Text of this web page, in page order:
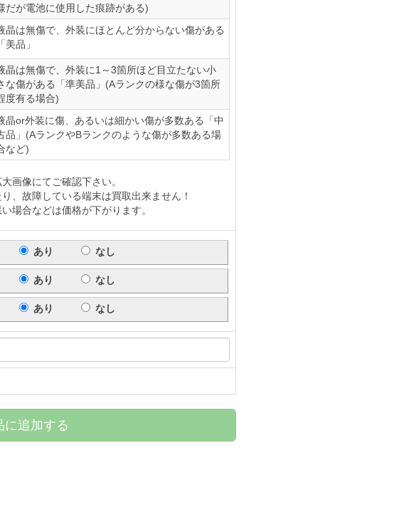
だが電池に使用した痕跡がある)
晶は無傷で、外装にほとんど分からない傷がある
「美品」
晶は無傷で、外装に1～3箇所ほど目立たない小
な傷がある「準美品」(Aランクの様な傷が3箇所
度有る場合)
晶or外装に傷、あるいは細かい傷が多数ある「中
品」(AランクやBランクのような傷が多数ある場
など)
画像にてご確認下さい。
、故障している端末は買取出来ません！
場合などは価格が下がります。
あり なし
あり なし
あり なし
に追加する